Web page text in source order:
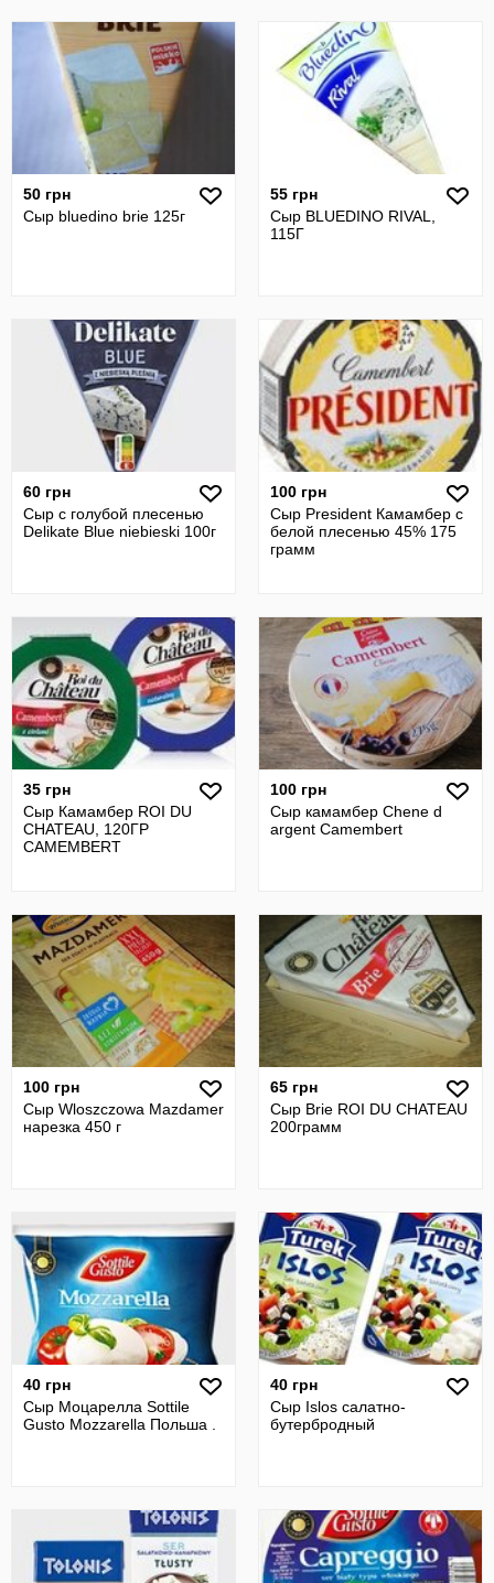
50 грн
Сыр bluedino brie 125г
55 грн
Сыр BLUEDINO RIVAL,
115Г
60 грн
Сыр с голубой плесенью
Delikate Blue niebieski 100г
100 грн
Сыр President Камамбер с
белой плесенью 45% 175
грамм
35 грн
Сыр Камамбер ROI DU
CHATEAU, 120ГР
CAMEMBERT
100 грн
Сыр камамбер Chene d
argent Camembert
100 грн
Сыр Wloszczowa Mazdamer
нарезка 450 г
65 грн
Сыр Brie ROI DU CHATEAU
200грамм
40 грн
Сыр Моцарелла Sottile
Gusto Mozzarella Польша .
40 грн
Сыр Islos салатно-
бутербродный